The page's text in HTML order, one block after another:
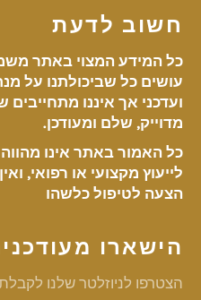
חשוב לדעת
כל המידע המצוי באתר
עושים כל שביכולתנו על
ועדכני אך איננו
מדוייק, שלם ומעודכן.
כל האמור באתר אינו מהווה
לייעוץ מקצועי או רפואי,
הצעה לטיפול כלשהו
הישארו
הצטרפו לניוזלטר שלנו